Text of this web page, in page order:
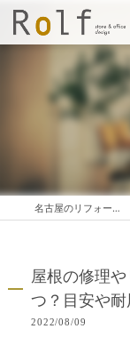
名古屋のリフォームは株式会社ロルフ
屋根の修理
つ？目安や耐
2022/08/09